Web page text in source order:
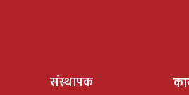
संस्थापक